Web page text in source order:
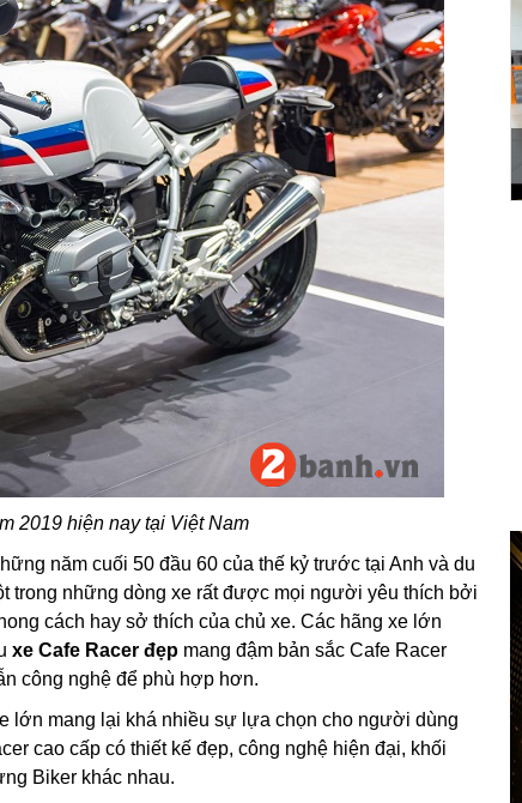
2019 hiện nay tại Việt Nam
năm cuối 50 đầu 60 của thế kỷ trước tại Anh và du
trong những dòng xe rất được mọi người yêu thích bởi
cách hay sở thích của chủ xe. Các hãng xe lớn
xe Cafe Racer đẹp mang đậm bản sắc Cafe Racer
công nghệ để phù hợp hơn.
lớn mang lại khá nhiều sự lựa chọn cho người dùng
cao cấp có thiết kế đẹp, công nghệ hiện đại, khối
Biker khác nhau.